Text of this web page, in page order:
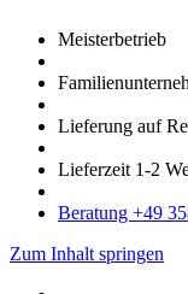
Meister­betrieb
Lieferung auf
Liefer­zeit 1-2
Bera­tung +49
Zum Inhalt springen